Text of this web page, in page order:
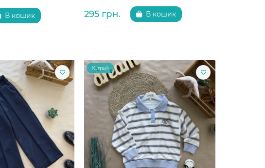
В кошик 295 грн. В кошик
Китай